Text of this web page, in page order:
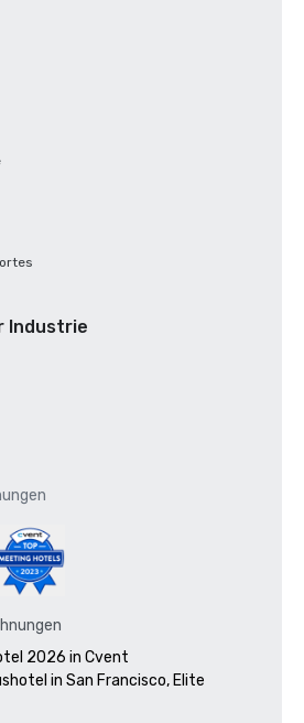
Industrie
2026 in Cvent
in San Francisco, Elite